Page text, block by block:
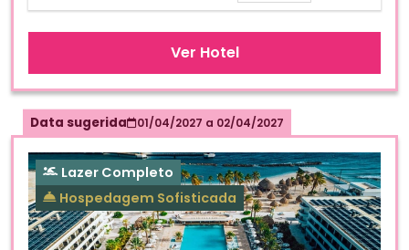
Ver Hotel
Data sugerida 01/04/2027 a 02/04/2027
Lazer Completo
Hospedagem Sofisticada